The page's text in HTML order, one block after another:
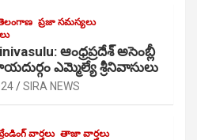
ప్రజా సమస్యలు
ఆంధ్రప్రదేశ్ అసెంబ్లీ
ఎమ్మెల్యే శ్రీనివాసులు
SIRA NEWS
వార్తలు తాజా వార్తలు